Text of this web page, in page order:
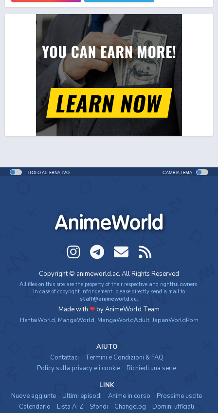
Heartcatch Pretty Cure! (ITA)
Anime - 2010 - 24 min/ep
Heartcatch Pretty Cure! - Un lupo mannaro a Parigi
(ITA)
Movie - 2010 - 1h e 13 min/ep
Pretty Cure All Stars DX – Il film 3: Raggiungi il futuro!
Il fiore dell’arcobaleno ☆ che connette i mondi
Movie - 2011 - 1h e 11 min/ep
Movie - 2011 - 1h e 11 min/ep
Movie - 2012 - 1h e 13 min/ep
Smile Pretty Cure! (ITA)
Anime - 2012 - 24 min/ep
Smile Pretty Cure!
Smile Pretty Cure! – Il film: Nel libro illustrato è tutto
mescolato!
Dokidoki! Pretty Cure
Anime - 2013 - 24 min/ep
TITOLO ALTERNATIVO CAMBIA TEMA
AnimeWorld
Copyright © animeworld.ac. All Rights Reserved
All files on this site are the property of their respective and rightful owners.
In case of copyright infringement, please directly send a mail to
staff@animeworld.cc.
Made with ❤by AnimeWorld Team
HentaiWorld, MangaWorld, MangaWorldAdult, JapanWorldPorn
AIUTO
Contattaci
Termini e Condizioni & FAQ
Policy sulla privacy e i cookie
Richiedi una serie
LINK
Nuove aggiunte
Ultimi episodi Anime in corso
Prossime uscite
Calendario
Lista A-Z Sfondi Changelog Domini ufficiali